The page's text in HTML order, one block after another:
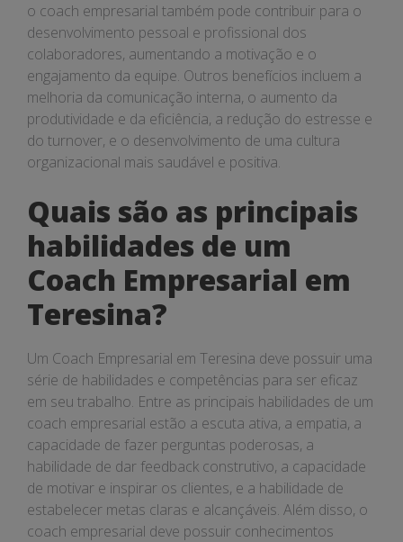
o coach empresarial também pode contribuir para o
desenvolvimento pessoal e profissional dos
colaboradores, aumentando a motivação e o
engajamento da equipe. Outros benefícios incluem a
melhoria da comunicação interna, o aumento da
produtividade e da eficiência, a redução do estresse e
do turnover, e o desenvolvimento de uma cultura
organizacional mais saudável e positiva.
Quais são as principais
habilidades de um
Coach Empresarial em
Teresina?
Um Coach Empresarial em Teresina deve possuir uma
série de habilidades e competências para ser eficaz
em seu trabalho. Entre as principais habilidades de um
coach empresarial estão a escuta ativa, a empatia, a
capacidade de fazer perguntas poderosas, a
habilidade de dar feedback construtivo, a capacidade
de motivar e inspirar os clientes, e a habilidade de
estabelecer metas claras e alcançáveis. Além disso, o
coach empresarial deve possuir conhecimentos